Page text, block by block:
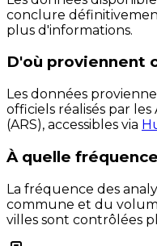
conclure
plus d'informations.
D'où proviennent
Les données
officiels réalisés par
(ARS), accessibles via
À quelle
La fréquence des
commune et du
villes sont contrôlées